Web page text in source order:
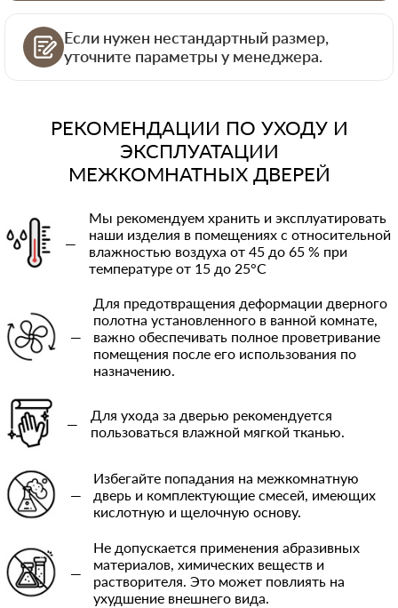
Если нужен нестандартный размер,
уточните параметры у менеджера.
РЕКОМЕНДАЦИИ ПО УХОДУ И
ЭКСПЛУАТАЦИИ
МЕЖКОМНАТНЫХ ДВЕРЕЙ
—
Мы рекомендуем хранить и эксплуатировать
наши изделия в помещениях с относительной
влажностью воздуха от 45 до 65 % при
температуре от 15 до 25°C
—
Для предотвращения деформации дверного
полотна установленного в ванной комнате,
важно обеспечивать полное проветривание
помещения после его использования по
назначению.
—
Для ухода за дверью рекомендуется
пользоваться влажной мягкой тканью.
—
Избегайте попадания на межкомнатную
дверь и комплектующие смесей, имеющих
кислотную и щелочную основу.
—
Не допускается применения абразивных
материалов, химических веществ и
растворителя. Это может повлиять на
ухудшение внешнего вида.